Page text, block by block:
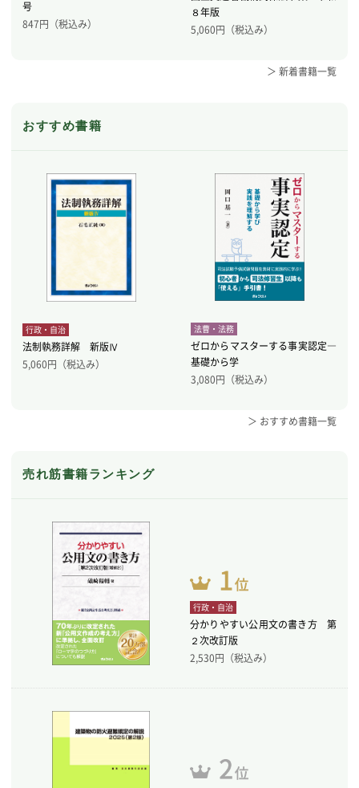
号
847円（税込み）
８年版
5,060円（税込み）
＞ 新着書籍一覧
おすすめ書籍
行政・自治
法制執務詳解 新版Ⅳ
5,060円（税込み）
法曹・法務
ゼロからマスターする事実認定―
基礎から学
3,080円（税込み）
＞ おすすめ書籍一覧
売れ筋書籍ランキング
行政・自治
分かりやすい公用文の書き方 第
２次改訂版
2,530円（税込み）